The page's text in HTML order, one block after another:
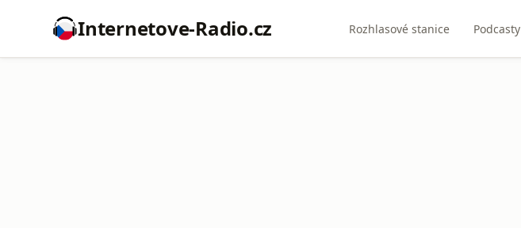
Internetove-Radio.cz Rozhlasové stanice Podcasty